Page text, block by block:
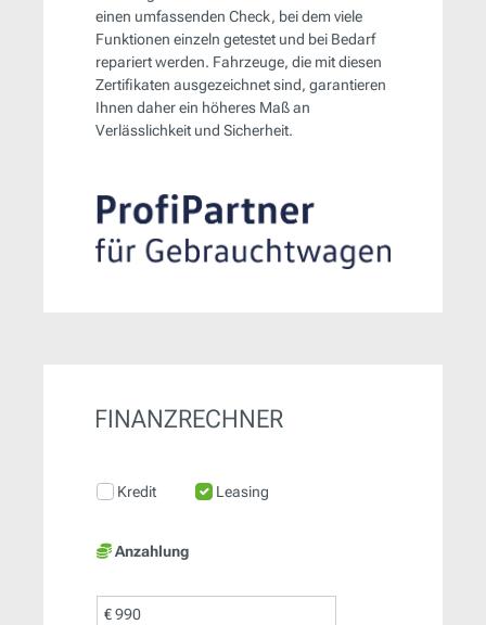
einen umfassenden Check, bei dem viele
Funktionen einzeln getestet und bei Bedarf
repariert werden. Fahrzeuge, die mit diesen
Zertifikaten ausgezeichnet sind, garantieren
Ihnen daher ein höheres Maß an
Verlässlichkeit und Sicherheit.
FINANZRECHNER
Kredit Leasing
Anzahlung
€